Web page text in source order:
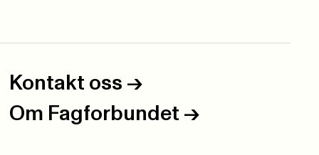
Kontakt oss ->
Om Fagforbundet ->